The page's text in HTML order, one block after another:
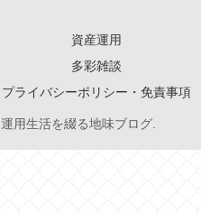
資産運用
多彩雑談
プライバシーポリシー・免責事項
用生活を綴る地味ブログ.